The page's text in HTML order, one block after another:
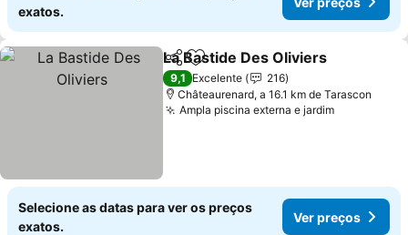
exatos.
PartilharAdicionar aos favoritos
La Bastide Des Oliviers
9,1 Excelente
216
Châteaurenard, a 16.1 km de Tarascon
Ampla piscina externa e jardim
Selecione as datas para ver os preços
exatos.
Ver preços